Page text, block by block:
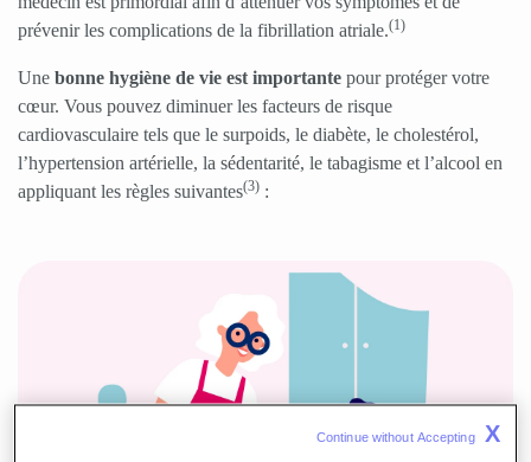
prévenir les complications de la fibrillation atriale.(1)
Une bonne hygiène de vie est importante pour protéger votre
cœur. Vous pouvez diminuer les facteurs de risque
cardiovasculaire tels que le surpoids, le diabète, le cholestérol,
l’hypertension artérielle, la sédentarité, le tabagisme et l’alcool en
appliquant les règles suivantes(3) :
Continue without Accepting X